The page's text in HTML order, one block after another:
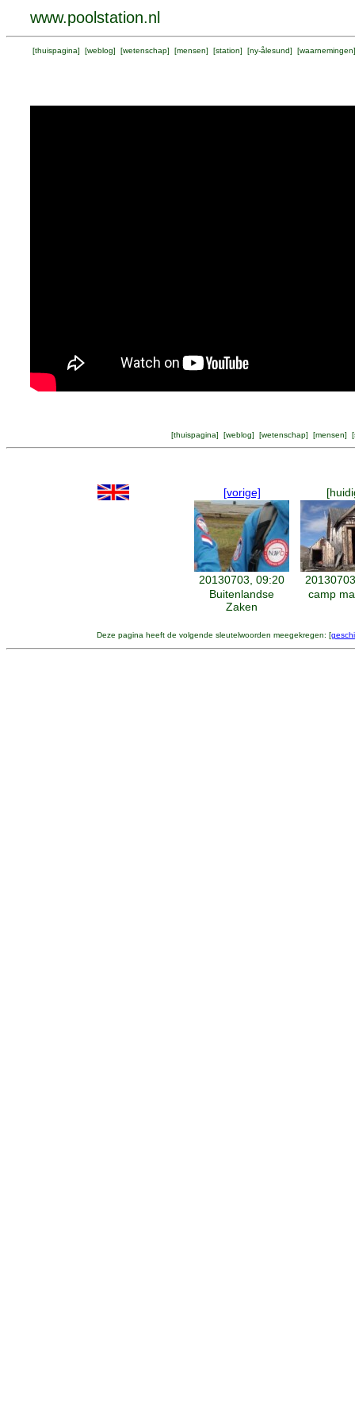
www.poolstation.nl
[thuispagina] [weblog] [wetenschap] [mensen] [station] [ny-ålesund] [waarnemingen
[thuispagina] [weblog] [wetenschap] [mensen] [
[vorige]
20130703, 09:20
Buitenlandse
Zaken
camp
Deze pagina heeft de volgende sleutelwoorden meegekregen: [